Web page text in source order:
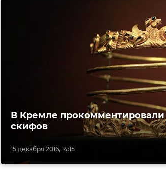
15 декабря 2016, 14:15
В Кремле
скифов